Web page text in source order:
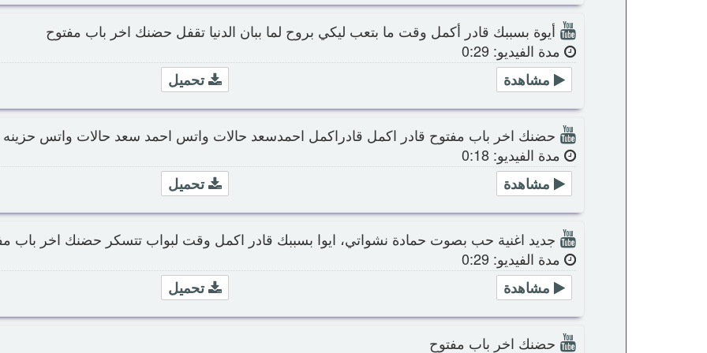
أيوة بسببك قادر أكمل وقت ما بتعب ليكي بروح لما ببان الدنيا تقفل حضنك اخر باب مفتوح
مدة الفيديو: 0:29
تحميل
مشاهدة
حضنك اخر باب مفتوح قادر اكمل قادراكمل احمدسعد حالات واتس احمد سعد حالات واتس حزينه
مدة الفيديو: 0:18
تحميل
مشاهدة
جديد اغنية حب بصوت حمادة نشواتي، ايوا بسببك قادر اكمل وقت لبواب تتسكر حضنك اخر باب
مدة الفيديو: 0:29
تحميل
مشاهدة
حضنك اخر باب مفتوح